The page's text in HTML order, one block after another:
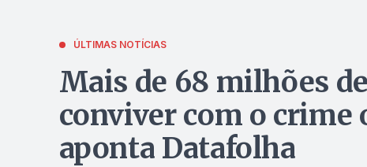
ÚLTIMAS NOTÍCIAS
Mais de 68 milhões
conviver com o crime
aponta Datafolha